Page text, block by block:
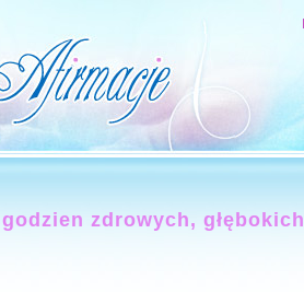
zdrowych,